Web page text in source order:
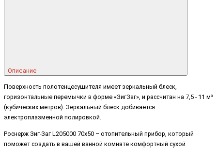
Описание
Поверхность полотенцесушителя имеет зеркальный блеск,
горизонтальные перемычки в форме «ЗигЗаг», и рассчитан на 7,5 - 11 м³
(кубических метров). Зеркальный блеск добивается
электроплазменной полировкой.
Роснерж Зиг-Заг L205000 70x50 – отопительный прибор, который
поможет создать в вашей ванной комнате комфортный сухой